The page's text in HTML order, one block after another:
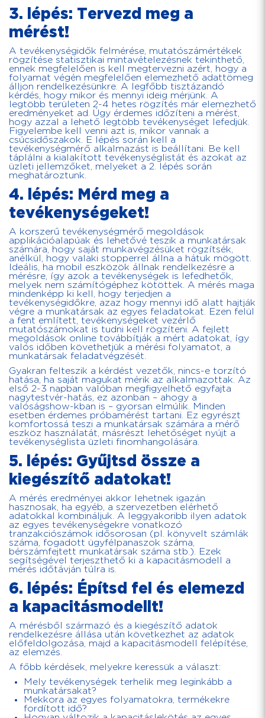
3. lépés: Tervezd meg a
mérést!
A tevékenységidők felmérése, mutatószámértékek
rögzítése statisztikai mintavételezésnek tekinthető,
ennek megfelelően is kell megtervezni azért, hogy a
folyamat végén megfelelően elemezhető adattömeg
álljon rendelkezésünkre. A legfőbb tisztázandó
kérdés, hogy mikor és mennyi ideig mérjünk. A
legtöbb területen 2-4 hetes rögzítés már elemezhető
eredményeket ad. Úgy érdemes időzíteni a mérést,
hogy azzal a lehető legtöbb tevékenységet lefedjük.
Figyelembe kell venni azt is, mikor vannak a
csúcsidőszakok. E lépés során kell a
tevékenységmérő alkalmazást is beállítani. Be kell
táplálni a kialakított tevékenységlistát és azokat az
üzleti jellemzőket, melyeket a 2. lépés során
meghatároztunk.
4. lépés: Mérd meg a
tevékenységeket!
A korszerű tevékenységmérő megoldások
applikációalapúak és lehetővé teszik a munkatársak
számára, hogy saját munkavégzésüket rögzítsék,
anélkül, hogy valaki stopperrel állna a hátuk mögött.
Ideális, ha mobil eszközök állnak rendelkezésre a
mérésre, így azok a tevékenységek is lefedhetők,
melyek nem számítógéphez kötöttek. A mérés maga
mindenképp ki kell, hogy terjedjen a
tevékenységidőkre, azaz hogy mennyi idő alatt hajtják
végre a munkatársak az egyes feladatokat. Ezen felül
a fent említett, tevékenységeket vezérlő
mutatószámokat is tudni kell rögzíteni. A fejlett
megoldások online továbbítják a mért adatokat, így
valós időben követhetjük a mérési folyamatot, a
munkatársak feladatvégzését.
Gyakran felteszik a kérdést vezetők, nincs-e torzító
hatása, ha saját magukat mérik az alkalmazottak. Az
első 2-3 napban valóban megfigyelhető egyfajta
nagytestvér-hatás, ez azonban – ahogy a
valóságshow-kban is – gyorsan elmúlik. Minden
esetben érdemes próbamérést tartani. Ez egyrészt
komfortossá teszi a munkatársak számára a mérő
eszköz használatát, másrészt lehetőséget nyújt a
tevékenységlista üzleti finomhangolására.
5. lépés: Gyűjtsd össze a
kiegészítő adatokat!
A mérés eredményei akkor lehetnek igazán
hasznosak, ha egyéb, a szervezetben elérhető
adatokkal kombináljuk. A leggyakoribb ilyen adatok
az egyes tevékenységekre vonatkozó
tranzakciószámok idősorosan (pl. könyvelt számlák
száma, fogadott ügyfélpanaszok száma,
bérszámfejtett munkatársak száma stb.). Ezek
segítségével terjeszthető ki a kapacitásmodell a
mérés időtávján túlra is.
6. lépés: Építsd fel és elemezd
a kapacitásmodellt!
A mérésből származó és a kiegészítő adatok
rendelkezésre állása után következhet az adatok
előfeldolgozása, majd a kapacitásmodell felépítése,
az elemzés.
A főbb kérdések, melyekre keressük a választ:
Mely tevékenységek terhelik meg leginkább a
munkatársakat?
Mekkora az egyes folyamatokra, termékekre
fordított idő?